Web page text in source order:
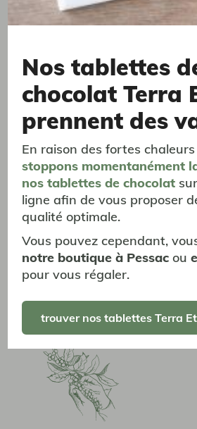
Colombie Moulu
Terroir du Cauca
Notes de fruit rouge, noix fraîche
Nos tablettes
chocolat Terra
prennent des
En raison des fortes
stoppons momentanément
nos tablettes de chocolat
ligne afin de vous proposer
qualité optimale.
Vous pouvez cependant,
notre boutique à Pessac ou
pour vous régaler.
trouver nos tablettes Terra